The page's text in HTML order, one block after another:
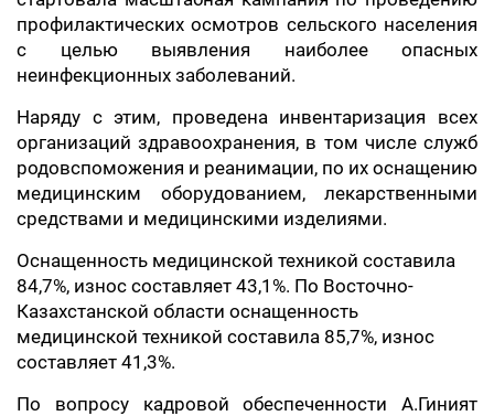
профилактических осмотров сельского населения
с целью выявления наиболее опасных
неинфекционных заболеваний.
Наряду с этим, проведена инвентаризация всех
организаций здравоохранения, в том числе служб
родовспоможения и реанимации, по их оснащению
медицинским оборудованием, лекарственными
средствами и медицинскими изделиями.
Оснащенность медицинской техникой составила
84,7%, износ составляет 43,1%. По Восточно-
Казахстанской области оснащенность
медицинской техникой составила 85,7%, износ
составляет 41,3%.
По вопросу кадровой обеспеченности А.Гиният